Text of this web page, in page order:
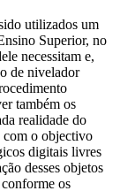
utilizados um
Superior, no
necessitam e,
de nivelador
também os
realidade do
com o objectivo
digitais livres
desses objetos
os